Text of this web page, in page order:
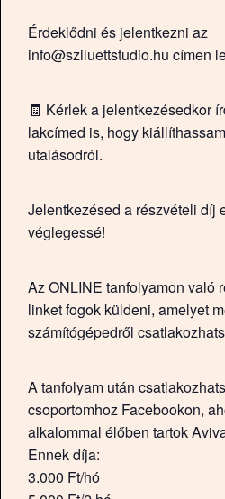
Érdeklődni és jelentkezni az
info@sziluettstudio.hu címen
🧾 Kérlek a jelentkezésedkor
lakcímed is, hogy
utalásodról.
Jelentkezésed a részvételi díj
véglegessé!
Az ONLINE tanfolyamon való
linket fogok küldeni, amelyet
számítógépedről
A tanfolyam után
csoportomhoz Facebookon,
alkalommal élőben tartok
Ennek díja:
3.000 Ft/hó